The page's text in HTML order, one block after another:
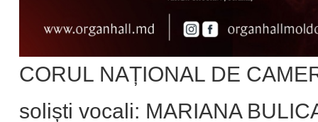
CORUL NAȚIONAL DE
soliști vocali: MARIANA